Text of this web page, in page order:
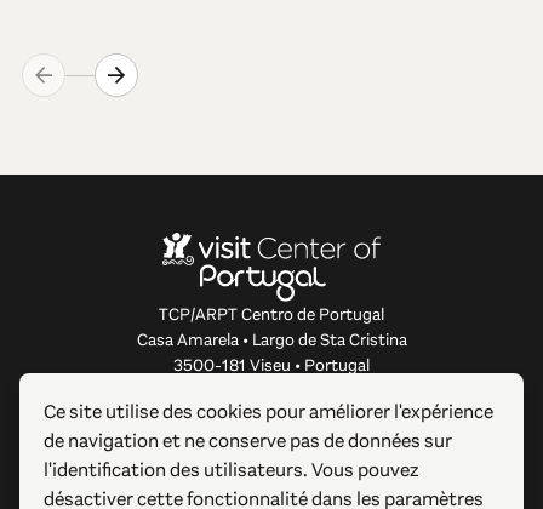
TCP/ARPT Centro de Portugal
Casa Amarela • Largo de Sta Cristina
3500-181 Viseu • Portugal
À PROPOS DE CE SITE WEB
Ce site utilise des cookies pour améliorer l'expérience
de navigation et ne conserve pas de données sur
l'identification des utilisateurs. Vous pouvez
désactiver cette fonctionnalité dans les paramètres